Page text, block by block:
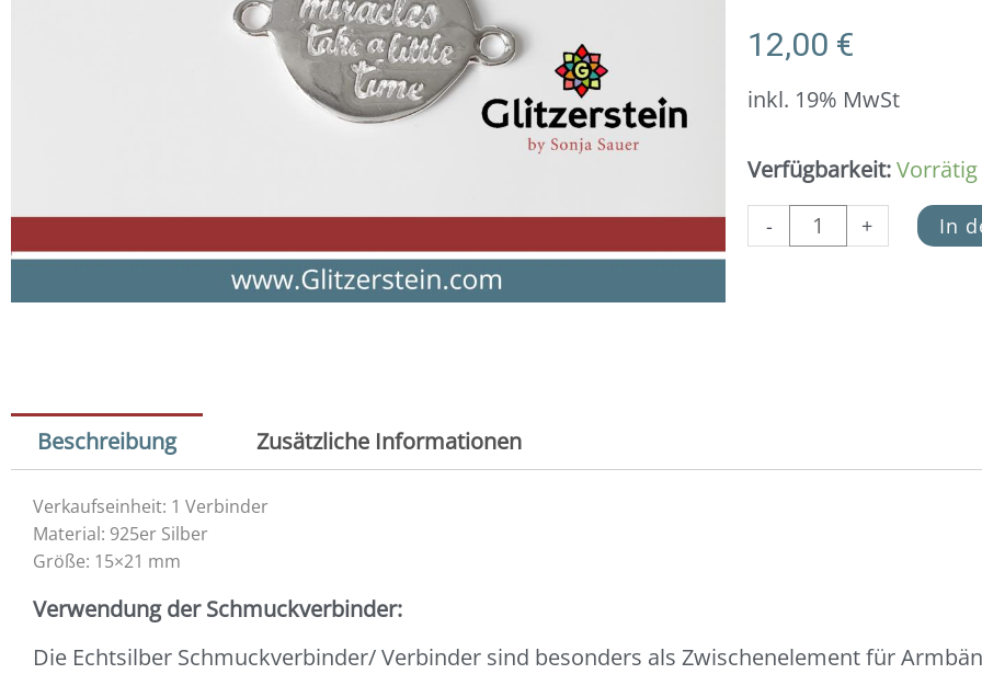
12,00 €
inkl. 19% MwSt
Verfügbarkeit:Vorrätig
-
Schmuckverbinder
Miracles
take
+ In
Beschreibung Zusätzliche Informationen
Verkaufseinheit: 1 Verbinder
Material: 925er Silber
Größe: 15×21 mm
Verwendung der Schmuckverbinder:
Die Echtsilber Schmuckverbinder/ Verbinder sind besonders als Zwischenelement für